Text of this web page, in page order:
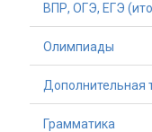
ВПР, ОГЭ, ЕГЭ
Олимпиады
Дополнительная
Грамматика